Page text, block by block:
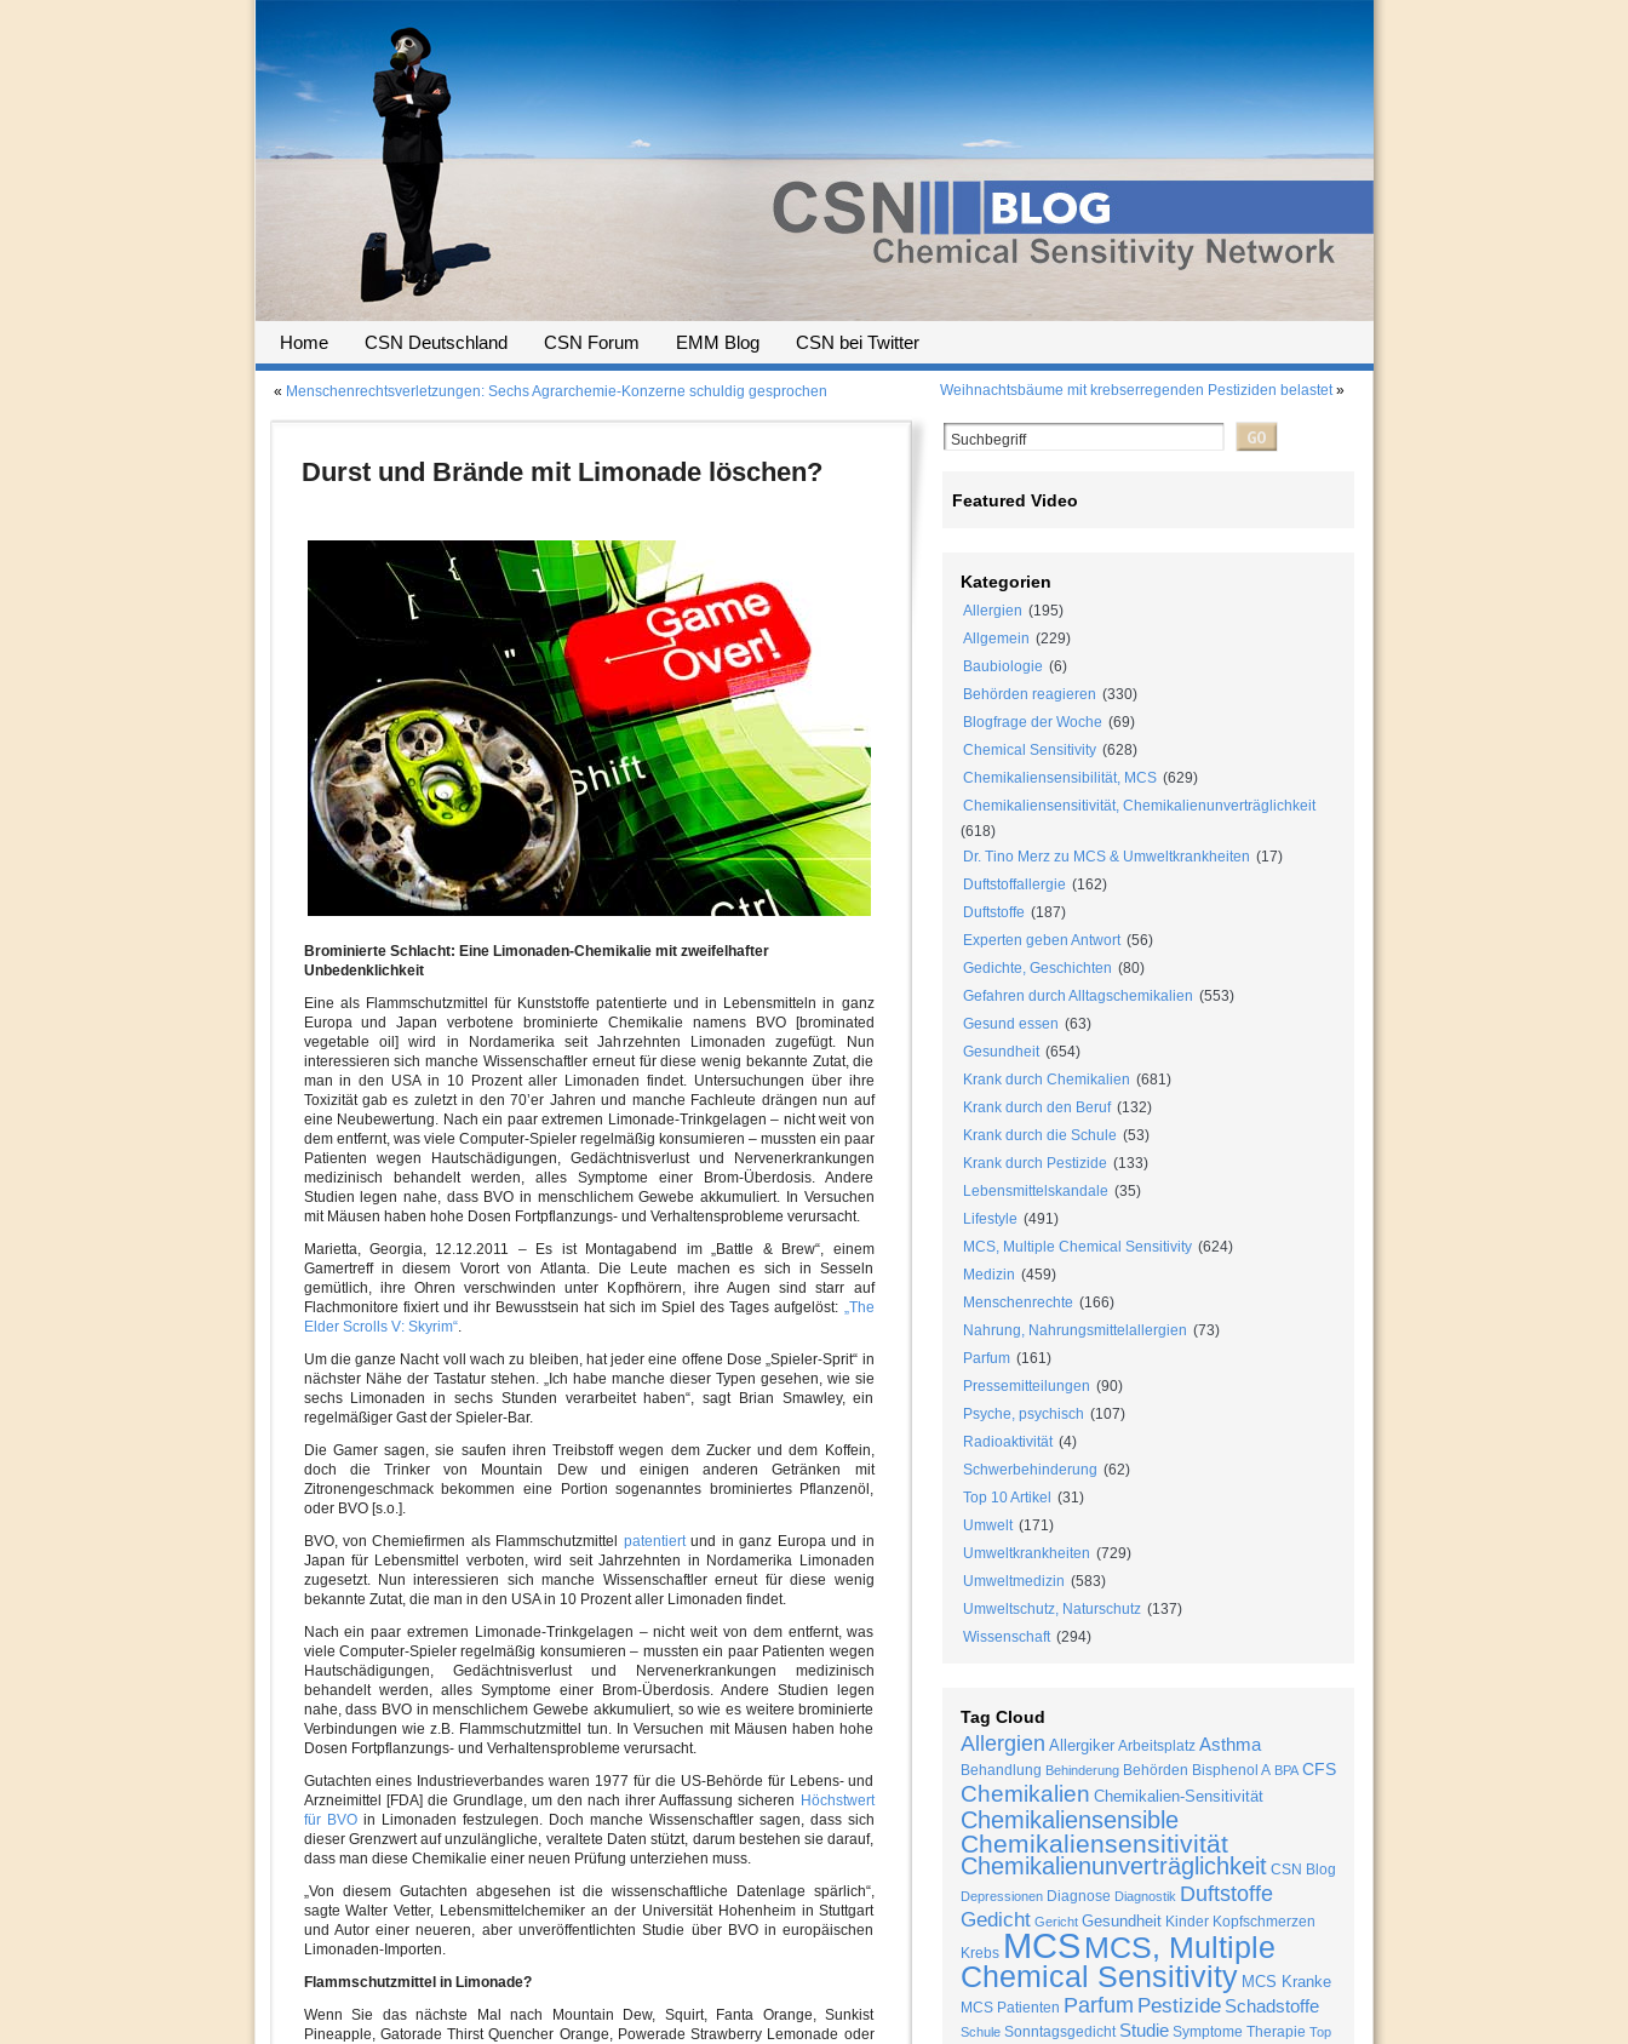
Home CSN Deutschland CSN Forum EMM Blog CSN bei Twitter
« Menschenrechtsverletzungen: Sechs Agrarchemie-Konzerne schuldig gesprochen Weihnachtsbäume mit krebserregenden Pestiziden belastet»
Durst und Brände mit Limonade löschen?
Brominierte Schlacht: Eine Limonaden-Chemikalie mit zweifelhafter
Unbedenklichkeit
Eine als Flammschutzmittel für Kunststoffe patentierte und in Lebensmitteln in ganz
Europa und Japan verbotene brominierte Chemikalie namens BVO [brominated
vegetable oil] wird in Nordamerika seit Jahrzehnten Limonaden zugefügt. Nun
interessieren sich manche Wissenschaftler erneut für diese wenig bekannte Zutat, die
man in den USA in 10 Prozent aller Limonaden findet. Untersuchungen über ihre
Toxizität gab es zuletzt in den 70’er Jahren und manche Fachleute drängen nun auf
eine Neubewertung. Nach ein paar extremen Limonade-Trinkgelagen – nicht weit von
dem entfernt, was viele Computer-Spieler regelmäßig konsumieren – mussten ein paar
Patienten wegen Hautschädigungen, Gedächtnisverlust und Nervenerkrankungen
medizinisch behandelt werden, alles Symptome einer Brom-Überdosis. Andere
Studien legen nahe, dass BVO in menschlichem Gewebe akkumuliert. In Versuchen
mit Mäusen haben hohe Dosen Fortpflanzungs- und Verhaltensprobleme verursacht.
Marietta, Georgia, 12.12.2011 – Es ist Montagabend im „Battle & Brew“, einem
Gamertreff in diesem Vorort von Atlanta. Die Leute machen es sich in Sesseln
gemütlich, ihre Ohren verschwinden unter Kopfhörern, ihre Augen sind starr auf
Flachmonitore fixiert und ihr Bewusstsein hat sich im Spiel des Tages aufgelöst: „The
Elder Scrolls V: Skyrim“.
Um die ganze Nacht voll wach zu bleiben, hat jeder eine offene Dose „Spieler-Sprit“ in
nächster Nähe der Tastatur stehen. „Ich habe manche dieser Typen gesehen, wie sie
sechs Limonaden in sechs Stunden verarbeitet haben“, sagt Brian Smawley, ein
regelmäßiger Gast der Spieler-Bar.
Die Gamer sagen, sie saufen ihren Treibstoff wegen dem Zucker und dem Koffein,
doch die Trinker von Mountain Dew und einigen anderen Getränken mit
Zitronengeschmack bekommen eine Portion sogenanntes brominiertes Pflanzenöl,
oder BVO [s.o.].
BVO, von Chemiefirmen als Flammschutzmittel patentiertund in ganz Europa und in
Japan für Lebensmittel verboten, wird seit Jahrzehnten in Nordamerika Limonaden
zugesetzt. Nun interessieren sich manche Wissenschaftler erneut für diese wenig
bekannte Zutat, die man in den USA in 10 Prozent aller Limonaden findet.
Nach ein paar extremen Limonade-Trinkgelagen – nicht weit von dem entfernt, was
viele Computer-Spieler regelmäßig konsumieren – mussten ein paar Patienten wegen
Hautschädigungen, Gedächtnisverlust und Nervenerkrankungen medizinisch
behandelt werden, alles Symptome einer Brom-Überdosis. Andere Studien legen
nahe, dass BVO in menschlichem Gewebe akkumuliert, so wie es weitere brominierte
Verbindungen wie z.B. Flammschutzmittel tun. In Versuchen mit Mäusen haben hohe
Dosen Fortpflanzungs- und Verhaltensprobleme verursacht.
Gutachten eines Industrieverbandes waren 1977 für die US-Behörde für Lebens- und
Arzneimittel [FDA] die Grundlage, um den nach ihrer Auffassung sicheren Höchstwert
für BVOin Limonaden festzulegen. Doch manche Wissenschaftler sagen, dass sich
dieser Grenzwert auf unzulängliche, veraltete Daten stützt, darum bestehen sie darauf,
dass man diese Chemikalie einer neuen Prüfung unterziehen muss.
„Von diesem Gutachten abgesehen ist die wissenschaftliche Datenlage spärlich“,
sagte Walter Vetter, Lebensmittelchemiker an der Universität Hohenheim in Stuttgart
und Autor einer neueren, aber unveröffentlichten Studie über BVO in europäischen
Limonaden-Importen.
Flammschutzmittel in Limonade?
Wenn Sie das nächste Mal nach Mountain Dew, Squirt, Fanta Orange, Sunkist
Pineapple, Gatorade Thirst Quencher Orange, Powerade Strawberry Lemonade oder
Featured Video
Kategorien
Allergien (195)
Allgemein (229)
Baubiologie (6)
Behörden reagieren (330)
Blogfrage der Woche (69)
Chemical Sensitivity (628)
Chemikaliensensibilität, MCS (629)
Chemikaliensensitivität, Chemikalienunverträglichkeit
(618)
Dr. Tino Merz zu MCS & Umweltkrankheiten (17)
Duftstoffallergie (162)
Duftstoffe (187)
Experten geben Antwort (56)
Gedichte, Geschichten (80)
Gefahren durch Alltagschemikalien (553)
Gesund essen (63)
Gesundheit (654)
Krank durch Chemikalien (681)
Krank durch den Beruf (132)
Krank durch die Schule (53)
Krank durch Pestizide (133)
Lebensmittelskandale (35)
Lifestyle (491)
MCS, Multiple Chemical Sensitivity (624)
Medizin (459)
Menschenrechte (166)
Nahrung, Nahrungsmittelallergien (73)
Parfum (161)
Pressemitteilungen (90)
Psyche, psychisch (107)
Radioaktivität (4)
Schwerbehinderung (62)
Top 10 Artikel
(31)
Umwelt (171)
Umweltkrankheiten (729)
Umweltmedizin (583)
Umweltschutz, Naturschutz (137)
Wissenschaft (294)
Tag Cloud
Allergien Allergiker Arbeitsplatz Asthma
Behandlung Behinderung Behörden Bisphenol A BPA CFS
Chemikalien Chemikalien-Sensitivität
Chemikaliensensible
Chemikaliensensitivität
Chemikalienunverträglichkeit CSN Blog
Depressionen Diagnose Diagnostik Duftstoffe
Gedicht Gericht Gesundheit Kinder Kopfschmerzen
Krebs MCS MCS, Multiple
Chemical Sensitivity MCS Kranke
MCS Patienten Parfum Pestizide Schadstoffe
Schule Sonntagsgedicht Studie Symptome Therapie Top